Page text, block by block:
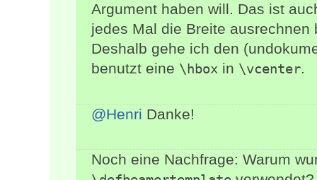
Argument haben will. Das ist
jedes Mal die Breite
Deshalb gehe ich den
benutzt eine \hbox in \vcenter.
@Henri Danke!
Noch eine Nachfrage: Warum